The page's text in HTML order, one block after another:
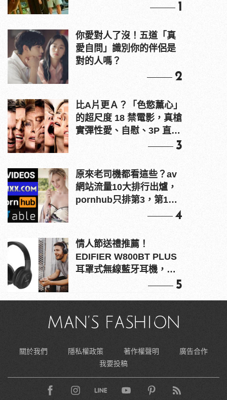
1
你愛對人了沒！五道「真
愛自問」識別你的伴侶是
對的人嗎？
2
比A片更Ａ？「色慾薰心」
的超尺度 18 禁電影，真槍
實彈性愛、自慰、3P 直接
3
原來老司機都看這些？av
網站流量10大排行出爐，
pornhub只排第3，第1名
4
情人節送禮推薦！
EDIFIER W800BT PLUS
耳罩式無線藍牙耳機，在
5
關於我們 隱私權政策 著作權聲明
廣告合作
我要投稿